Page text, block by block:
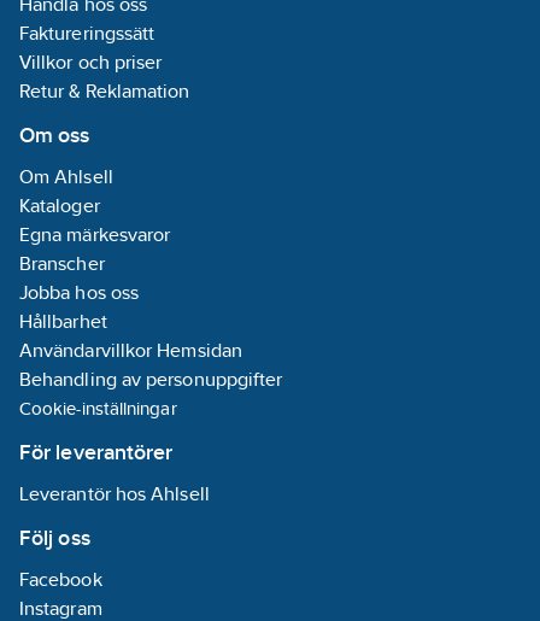
Faktureringssätt
Villkor och priser
Retur & Reklamation
Om oss
Om Ahlsell
Kataloger
Egna märkesvaror
Branscher
Jobba hos oss
Hållbarhet
Användarvillkor Hemsidan
Behandling av personuppgifter
Cookie-inställningar
För leverantörer
Leverantör hos Ahlsell
Följ oss
Facebook
Instagram